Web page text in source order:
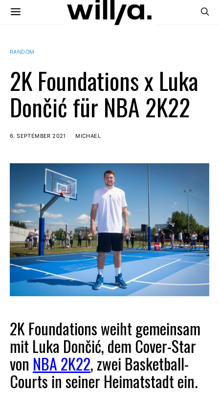
RANDOM
2K Foundations x Luka
Dončić für NBA 2K22
6. SEPTEMBER 2021 MICHAEL
2K Foundations weiht gemeinsam
mit Luka Dončić, dem Cover-Star
von NBA 2K22, zwei Basketball-
Courts in seiner Heimatstadt ein.